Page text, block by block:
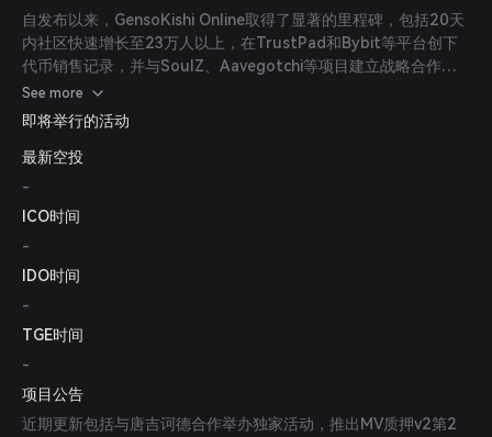
自发布以来，GensoKishi Online取得了显著的里程碑，包括20天
内社区快速增长至23万人以上，在TrustPad和Bybit等平台创下
代币销售记录，并与SoulZ、Aavegotchi等项目建立战略合作伙
伴关系。
See more
即将举行的活动
最新空投
-
ICO时间
-
IDO时间
-
TGE时间
-
项目公告
近期更新包括与唐吉诃德合作举办独家活动，推出MV质押v2第2